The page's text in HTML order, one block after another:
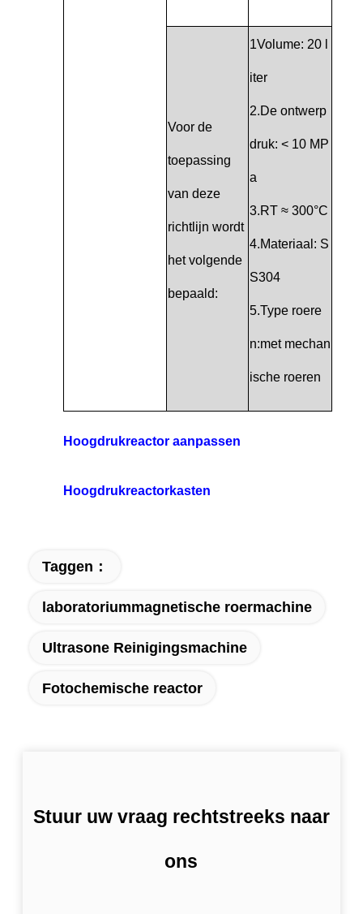
Voor de
toepassing
van deze
richtlijn wordt
het volgende
bepaald:
1Volume: 20 l
iter
2.De ontwerp
druk: < 10 MP
a
3.RT ≈ 300°C
4.Materiaal: S
S304
5.Type roere
n:met mechan
ische roeren
Hoogdrukreactor aanpassen
Hoogdrukreactorkasten
Taggen：
laboratoriummagnetische roermachine
Ultrasone Reinigingsmachine
Fotochemische reactor
Stuur uw vraag rechtstreeks naar
ons